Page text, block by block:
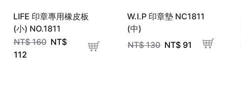
LIFE 印章專用橡皮板
(小) NO.1811
NT$160 NT$
112
W.I.P 印章墊 NC1811
(中)
NT$130 NT$ 91